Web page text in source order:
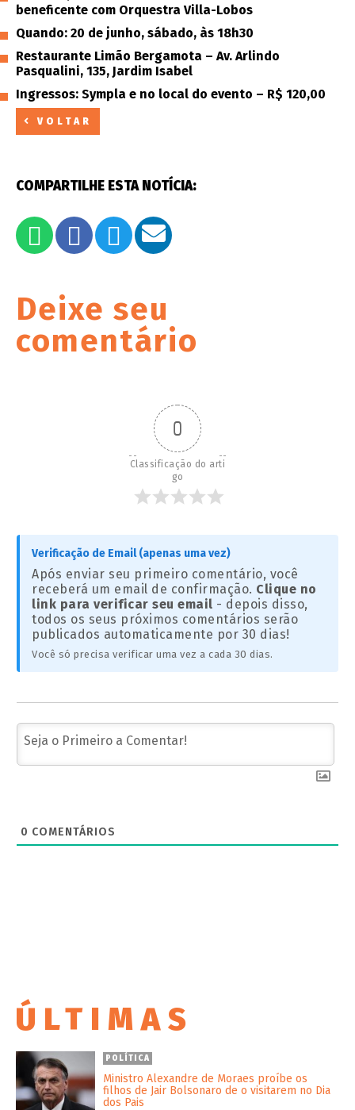
beneficente com Orquestra Villa-Lobos
Quando: 20 de junho, sábado, às 18h30
Restaurante Limão Bergamota – Av. Arlindo
Pasqualini, 135, Jardim Isabel
Ingressos: Sympla e no local do evento – R$ 120,00
VOLTAR
COMPARTILHE ESTA NOTÍCIA:
Deixe seu
comentário
0
Classificação do arti
go
Verificação de Email (apenas uma vez)
Após enviar seu primeiro comentário, você
receberá um email de confirmação. Clique no
link para verificar seu email - depois disso,
todos os seus próximos comentários serão
publicados automaticamente por 30 dias!
Você só precisa verificar uma vez a cada 30 dias.
0 COMENTÁRIOS
ÚLTIMAS
POLÍTICA
Ministro Alexandre de Moraes proíbe os
filhos de Jair Bolsonaro de o visitarem no Dia
dos Pais